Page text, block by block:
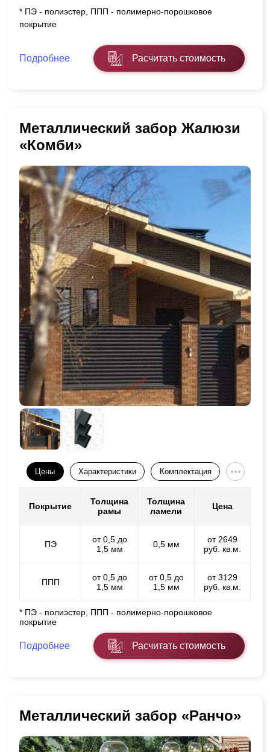
* ПЭ - полиэстер, ППП - полимерно-порошковое
покрытие
Подробнее Расчитать стоимость
Металлический забор Жалюзи
«Комби»
Цены Характеристики Комплектация
Покрытие
Толщина
рамы
Толщина
ламели
Цена
ПЭ
от 0,5 до
1,5 мм
0,5 мм
от 2649
руб. кв.м.
ППП
от 0,5 до
1,5 мм
от 0,5 до
1,5 мм
от 3129
руб. кв.м.
* ПЭ - полиэстер, ППП - полимерно-порошковое
покрытие
Подробнее Расчитать стоимость
Металлический забор «Ранчо»